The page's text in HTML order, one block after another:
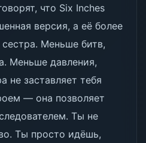
что Six Inches
версия, а её более
Меньше битв,
Меньше давления,
не заставляет тебя
— она позволяет
Ты не
Ты просто идёшь,